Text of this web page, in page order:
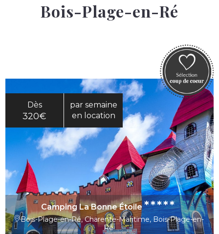
Bois-Plage-en-Ré
Dès
320€
par semaine
en location
Camping La Bonne Étoile*****
Bois-Plage-en-Ré, Charente-Maritime, Bois-Plage-en-
Ré